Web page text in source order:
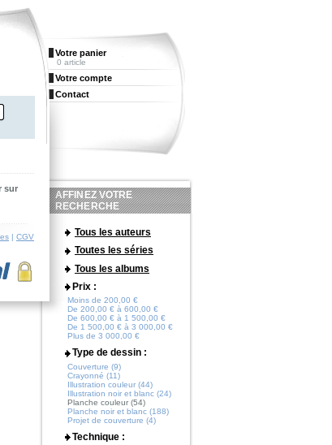
sur
| CGV
Votre panier
0 article
Votre compte
Contact
AFFINEZ VOTRE
RECHERCHE
Tous les auteurs
Toutes les séries
Tous les albums
Prix :
Moins de 200,00 €
De 200,00 € à 600,00 €
De 600,00 € à 1 500,00 €
De 1 500,00 € à 3 000,00 €
Plus de 3 000,00 €
Type de dessin :
Couverture (9)
Crayonné (11)
Illustration couleur (44)
Illustration noir et blanc (24)
Planche couleur (54)
Planche noir et blanc (188)
Projet de couverture (4)
Technique :